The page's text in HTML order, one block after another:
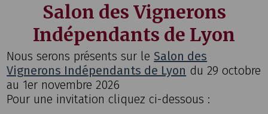
Salon des Vignerons
Indépendants de Lyon
Nous serons présents sur leSalon des
Vignerons Indépendants de Lyon du 29 octobre
au 1er novembre 2026
Pour une invitation cliquez ci-dessous :